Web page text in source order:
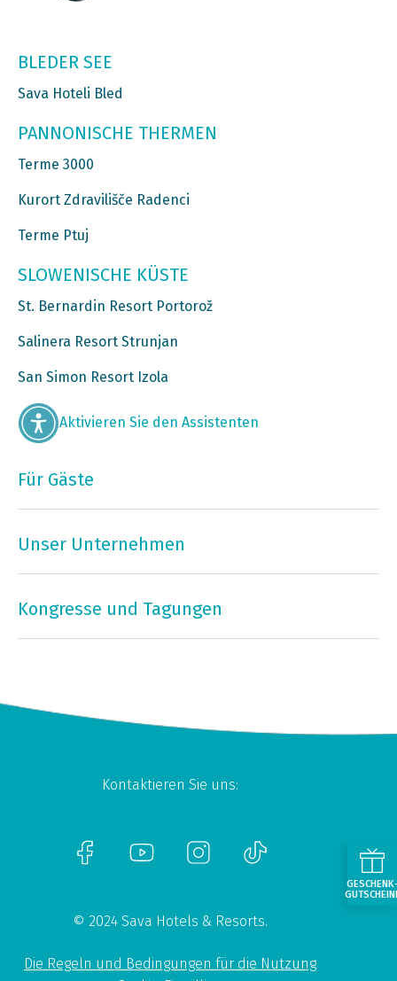
BLEDER SEE
Sava Hoteli Bled
PANNONISCHE THERMEN
Terme 3000
Kurort Zdravilišče Radenci
Terme Ptuj
SLOWENISCHE KÜSTE
St. Bernardin Resort Portorož
Salinera Resort Strunjan
San Simon Resort Izola
Aktivieren Sie den Assistenten
Für Gäste
Unser Unternehmen
Kongresse und Tagungen
Kontaktieren Sie uns:
© 2024 Sava Hotels & Resorts.
Die Regeln und Bedingungen für die Nutzung